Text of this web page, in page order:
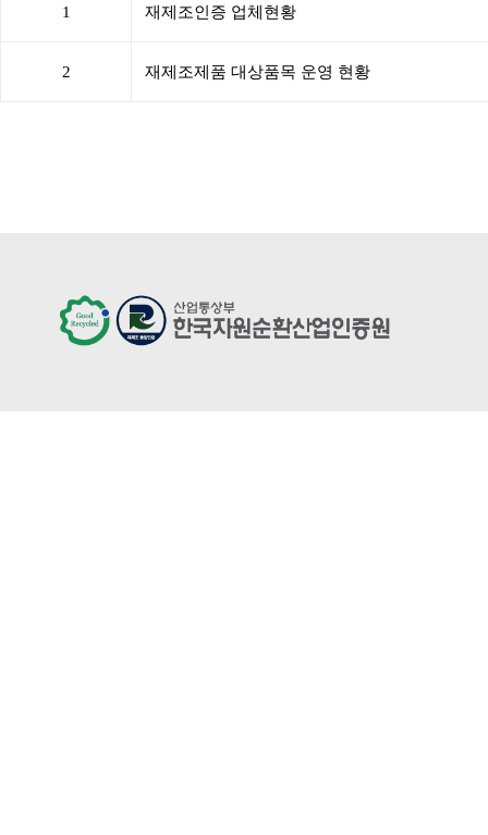
1 재제조인증 업체현황
2 재제조제품 대상품목 운영 현황